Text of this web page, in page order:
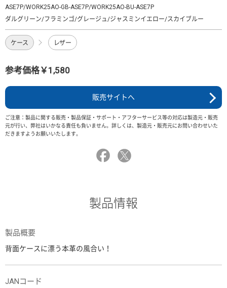
ASE7P/WORK25AO-GB-ASE7P/WORK25AO-BU-ASE7P
ダルグリーン/フラミンゴ/グレージュ/ジャスミンイエロー/スカイブルー
ケース レザー
参考価格￥1,580
販売サイトへ
ご注意：製品に関する販売・製品保証・サポート・アフターサービス等の対応は製造元・販売
元が行い、弊社はいかなる責任も負いません。詳しくは、製造元・販売元にお問い合わせいた
だきますようお願いいたします。
製品情報
製品概要
背面ケースに漂う本革の風合い！
JANコード